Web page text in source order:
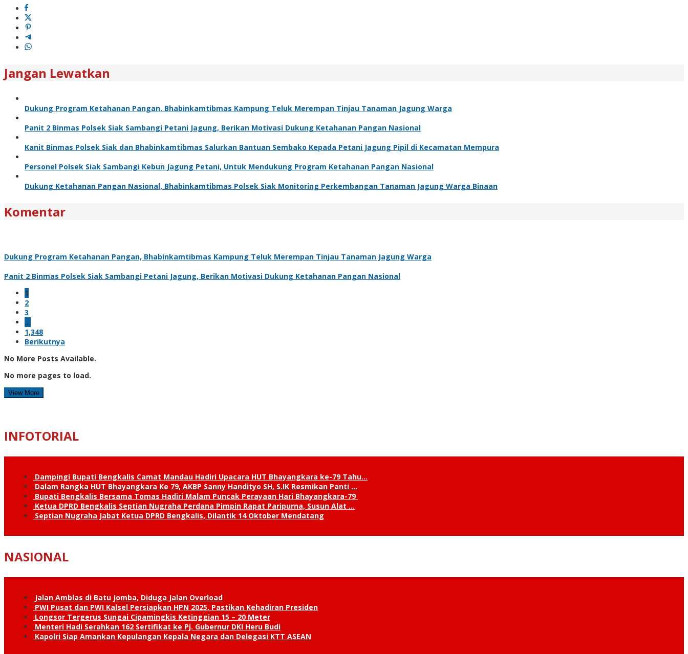
Jangan Lewatkan
Dukung Program Ketahanan Pangan, Bhabinkamtibmas Kampung Teluk Merempan Tinjau Tanaman Jagung Warga
Panit 2 Binmas Polsek Siak Sambangi Petani Jagung, Berikan Motivasi Dukung Ketahanan Pangan Nasional
Kanit Binmas Polsek Siak dan Bhabinkamtibmas Salurkan Bantuan Sembako Kepada Petani Jagung Pipil di Kecamatan Mempura
Personel Polsek Siak Sambangi Kebun Jagung Petani, Untuk Mendukung Program Ketahanan Pangan Nasional
Dukung Ketahanan Pangan Nasional, Bhabinkamtibmas Polsek Siak Monitoring Perkembangan Tanaman Jagung Warga Binaan
Komentar
Dukung Program Ketahanan Pangan, Bhabinkamtibmas Kampung Teluk Merempan Tinjau Tanaman Jagung Warga
Panit 2 Binmas Polsek Siak Sambangi Petani Jagung, Berikan Motivasi Dukung Ketahanan Pangan Nasional
1
2
3
…
1,348
Berikutnya
No More Posts Available.
No more pages to load.
View More
INFOTORIAL
Dampingi Bupati Bengkalis Camat Mandau Hadiri Upacara HUT Bhayangkara ke-79 Tahu…
Dalam Rangka HUT Bhayangkara Ke 79, AKBP Sanny Handityo SH, S.IK Resmikan Panti …
Bupati Bengkalis Bersama Tomas Hadiri Malam Puncak Perayaan Hari Bhayangkara-79
Ketua DPRD Bengkalis Septian Nugraha Perdana Pimpin Rapat Paripurna, Susun Alat …
Septian Nugraha Jabat Ketua DPRD Bengkalis, Dilantik 14 Oktober Mendatang
NASIONAL
Jalan Amblas di Batu Jomba, Diduga Jalan Overload
PWI Pusat dan PWI Kalsel Persiapkan HPN 2025, Pastikan Kehadiran Presiden
Longsor Tergerus Sungai Cipamingkis Ketinggian 15 – 20 Meter
Menteri Hadi Serahkan 162 Sertifikat ke Pj. Gubernur DKI Heru Budi
Kapolri Siap Amankan Kepulangan Kepala Negara dan Delegasi KTT ASEAN